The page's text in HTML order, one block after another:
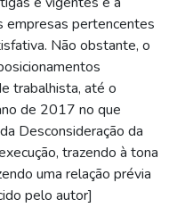
empresas pertencentes
Não obstante, o
trabalhista, até o
de 2017 no que
Desconsideração da
trazendo à tona
uma relação prévia
pelo autor]